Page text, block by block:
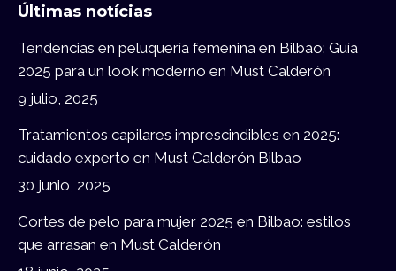
opens
window
opens
window
Últimas notícias
Tendencias en peluquería femenina en Bilbao: Guía
2025 para un look moderno en Must Calderón
9 julio, 2025
Tratamientos capilares imprescindibles en 2025:
cuidado experto en Must Calderón Bilbao
30 junio, 2025
Cortes de pelo para mujer 2025 en Bilbao: estilos
que arrasan en Must Calderón